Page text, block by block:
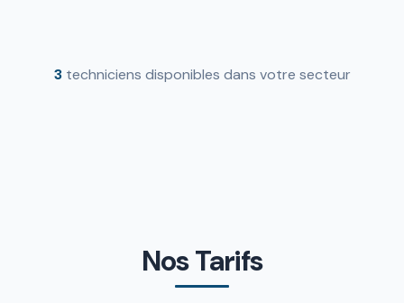
3techniciens disponibles dans votre secteur
Nos Tarifs